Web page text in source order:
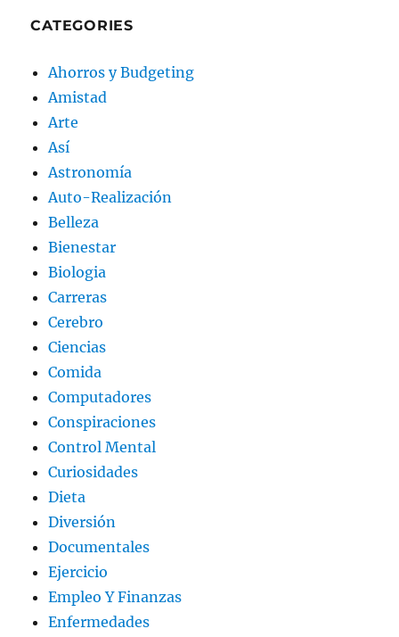
CATEGORIES
Ahorros y Budgeting
Amistad
Arte
Así
Astronomía
Auto-Realización
Belleza
Bienestar
Biologia
Carreras
Cerebro
Ciencias
Comida
Computadores
Conspiraciones
Control Mental
Curiosidades
Dieta
Diversión
Documentales
Ejercicio
Empleo Y Finanzas
Enfermedades